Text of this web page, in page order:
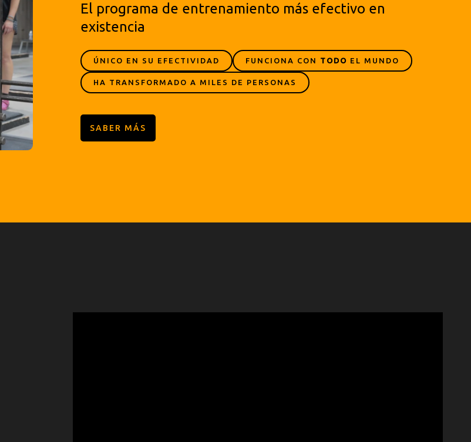
El programa de entrenamiento más efectivo en
existencia
ÚNICO EN SU EFECTIVIDAD FUNCIONA CON TODO EL MUNDO
HA TRANSFORMADO A MILES DE PERSONAS
SABER MÁS